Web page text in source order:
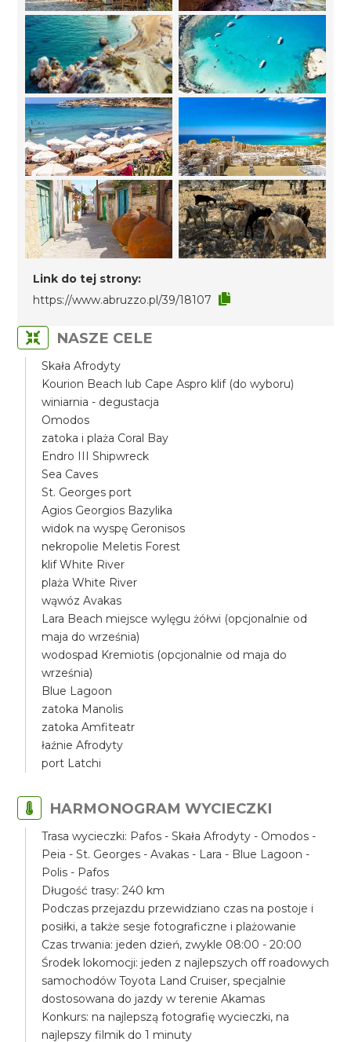
Link do tej strony:
https://www.abruzzo.pl/39/18107
NASZE CELE
Skała Afrodyty
Kourion Beach lub Cape Aspro klif (do wyboru)
winiarnia - degustacja
Omodos
zatoka i plaża Coral Bay
Endro III Shipwreck
Sea Caves
St. Georges port
Agios Georgios Bazylika
widok na wyspę Geronisos
nekropolie Meletis Forest
klif White River
plaża White River
wąwóz Avakas
Lara Beach miejsce wylęgu żółwi (opcjonalnie od
maja do września)
wodospad Kremiotis (opcjonalnie od maja do
września)
Blue Lagoon
zatoka Manolis
zatoka Amfiteatr
łaźnie Afrodyty
port Latchi
HARMONOGRAM WYCIECZKI
Trasa wycieczki: Pafos - Skała Afrodyty - Omodos -
Peia - St. Georges - Avakas - Lara - Blue Lagoon -
Polis - Pafos
Długość trasy: 240 km
Podczas przejazdu przewidziano czas na postoje i
posiłki, a także sesje fotograficzne i plażowanie
Czas trwania: jeden dzień, zwykle 08:00 - 20:00
Środek lokomocji: jeden z najlepszych off roadowych
samochodów Toyota Land Cruiser, specjalnie
dostosowana do jazdy w terenie Akamas
Konkurs: na najlepszą fotografię wycieczki, na
najlepszy filmik do 1 minuty